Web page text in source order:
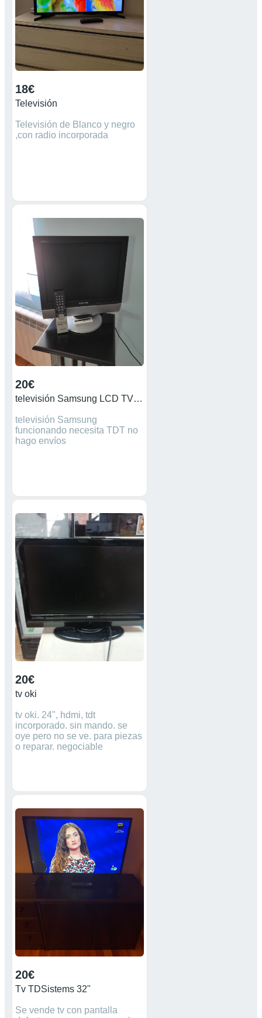
18€
Televisión
Televisión de Blanco y negro
,con radio incorporada
20€
televisión Samsung LCD TV con mando
televisión Samsung
funcionando necesita TDT no
hago envíos
20€
tv oki
tv oki. 24", hdmi, tdt
incorporado. sin mando. se
oye pero no se ve. para piezas
o reparar. negociable
20€
Tv TDSistems 32"
Se vende tv con pantalla